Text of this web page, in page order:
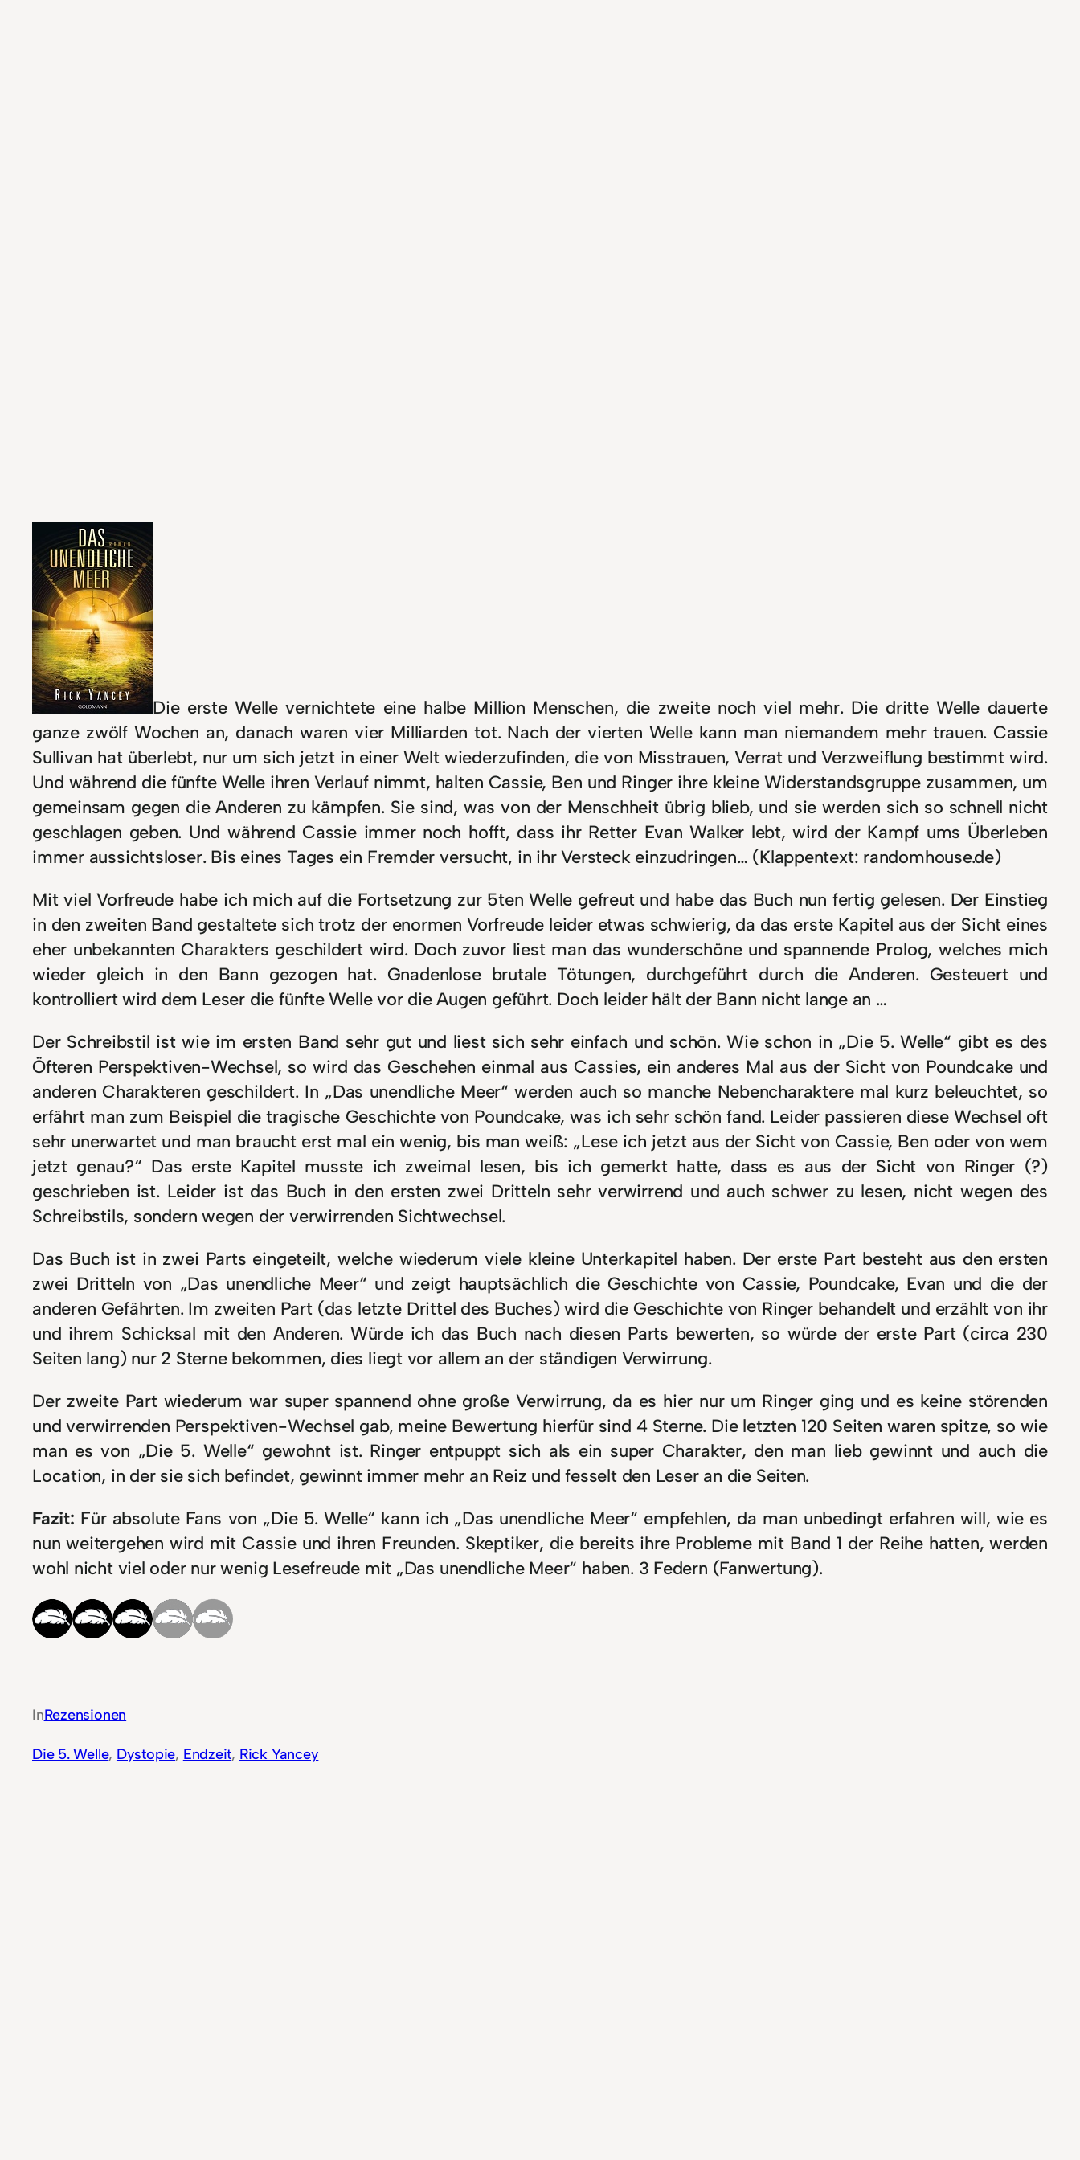
Die erste Welle vernichtete eine halbe Million Menschen, die zweite noch viel mehr. Die dritte Welle dauerte
ganze zwölf Wochen an, danach waren vier Milliarden tot. Nach der vierten Welle kann man niemandem mehr trauen. Cassie
Sullivan hat überlebt, nur um sich jetzt in einer Welt wiederzufinden, die von Misstrauen, Verrat und Verzweiflung bestimmt wird.
Und während die fünfte Welle ihren Verlauf nimmt, halten Cassie, Ben und Ringer ihre kleine Widerstandsgruppe zusammen, um
gemeinsam gegen die Anderen zu kämpfen. Sie sind, was von der Menschheit übrig blieb, und sie werden sich so schnell nicht
geschlagen geben. Und während Cassie immer noch hofft, dass ihr Retter Evan Walker lebt, wird der Kampf ums Überleben
immer aussichtsloser. Bis eines Tages ein Fremder versucht, in ihr Versteck einzudringen… (Klappentext: randomhouse.de)
Mit viel Vorfreude habe ich mich auf die Fortsetzung zur 5ten Welle gefreut und habe das Buch nun fertig gelesen. Der Einstieg
in den zweiten Band gestaltete sich trotz der enormen Vorfreude leider etwas schwierig, da das erste Kapitel aus der Sicht eines
eher unbekannten Charakters geschildert wird. Doch zuvor liest man das wunderschöne und spannende Prolog, welches mich
wieder gleich in den Bann gezogen hat. Gnadenlose brutale Tötungen, durchgeführt durch die Anderen. Gesteuert und
kontrolliert wird dem Leser die fünfte Welle vor die Augen geführt. Doch leider hält der Bann nicht lange an …
Der Schreibstil ist wie im ersten Band sehr gut und liest sich sehr einfach und schön. Wie schon in „Die 5. Welle“ gibt es des
Öfteren Perspektiven-Wechsel, so wird das Geschehen einmal aus Cassies, ein anderes Mal aus der Sicht von Poundcake und
anderen Charakteren geschildert. In „Das unendliche Meer“ werden auch so manche Nebencharaktere mal kurz beleuchtet, so
erfährt man zum Beispiel die tragische Geschichte von Poundcake, was ich sehr schön fand. Leider passieren diese Wechsel oft
sehr unerwartet und man braucht erst mal ein wenig, bis man weiß: „Lese ich jetzt aus der Sicht von Cassie, Ben oder von wem
jetzt genau?“ Das erste Kapitel musste ich zweimal lesen, bis ich gemerkt hatte, dass es aus der Sicht von Ringer (?)
geschrieben ist. Leider ist das Buch in den ersten zwei Dritteln sehr verwirrend und auch schwer zu lesen, nicht wegen des
Schreibstils, sondern wegen der verwirrenden Sichtwechsel.
Das Buch ist in zwei Parts eingeteilt, welche wiederum viele kleine Unterkapitel haben. Der erste Part besteht aus den ersten
zwei Dritteln von „Das unendliche Meer“ und zeigt hauptsächlich die Geschichte von Cassie, Poundcake, Evan und die der
anderen Gefährten. Im zweiten Part (das letzte Drittel des Buches) wird die Geschichte von Ringer behandelt und erzählt von ihr
und ihrem Schicksal mit den Anderen. Würde ich das Buch nach diesen Parts bewerten, so würde der erste Part (circa 230
Seiten lang) nur 2 Sterne bekommen, dies liegt vor allem an der ständigen Verwirrung.
Der zweite Part wiederum war super spannend ohne große Verwirrung, da es hier nur um Ringer ging und es keine störenden
und verwirrenden Perspektiven-Wechsel gab, meine Bewertung hierfür sind 4 Sterne. Die letzten 120 Seiten waren spitze, so wie
man es von „Die 5. Welle“ gewohnt ist. Ringer entpuppt sich als ein super Charakter, den man lieb gewinnt und auch die
Location, in der sie sich befindet, gewinnt immer mehr an Reiz und fesselt den Leser an die Seiten.
Fazit: Für absolute Fans von „Die 5. Welle“ kann ich „Das unendliche Meer“ empfehlen, da man unbedingt erfahren will, wie es
nun weitergehen wird mit Cassie und ihren Freunden. Skeptiker, die bereits ihre Probleme mit Band 1 der Reihe hatten, werden
wohl nicht viel oder nur wenig Lesefreude mit „Das unendliche Meer“ haben. 3 Federn (Fanwertung).
InRezensionen
Die 5. Welle, Dystopie, Endzeit, Rick Yancey